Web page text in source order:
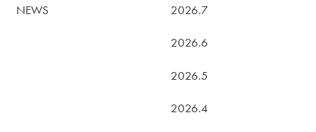
NEWS 2026.7
2026.6
2026.5
2026.4